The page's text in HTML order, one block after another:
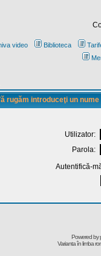
video Biblioteca
rugăm introduceţi un
Utilizator:
Parola:
Autentifică-
Powered by
Varianta în limba